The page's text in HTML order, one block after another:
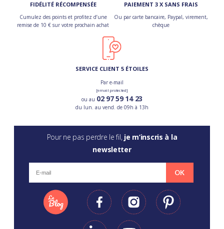
FIDÉLITÉ RÉCOMPENSÉE
Cumulez des points et profitez d’une
remise de 10 € sur votre prochain achat
PAIEMENT 3 X SANS FRAIS
Ou par carte bancaire, Paypal, virement,
chèque
SERVICE CLIENT 5 ÉTOILES
Par e-mail
[email protected]
ou au 02 97 59 14 23
du lun. au vend. de 09h à 13h
Pour ne pas perdre le fil, je m’inscris à la
newsletter
OK